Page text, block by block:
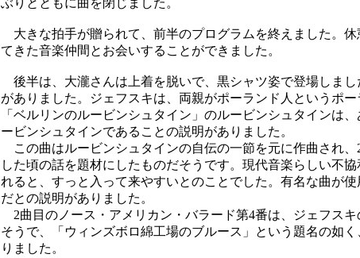
ぶりとともに曲を閉じました。
大きな拍手が贈られて、前半のプログラムを終えました。
てきた音楽仲間とお会いすることができました。
後半は、大瀧さんは上着を脱いで、黒シャツ姿で登場しま
がありました。ジェフスキは、両親がポーランド人というポ
「ベルリンのルービンシュタイン」のルービンシュタインは
ービンシュタインであることの説明がありました。
この曲はルービンシュタインの自伝の一節を元に作曲され
した頃の話を題材にしたものだそうです。現代音楽らしい不
れると、すっと入って来やすいとのことでした。有名な曲が
だとの説明がありました。
2曲目のノース・アメリカン・バラード第4番は、ジェフス
そうで、「ウィンズボロ綿工場のブルース」という題名の如
りました。